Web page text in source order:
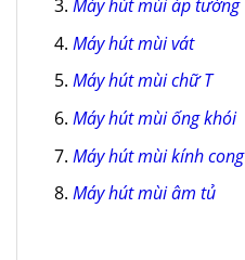
Máy hút mùi áp tường
Máy hút mùi vát
Máy hút mùi chữ T
Máy hút mùi ống khói
Máy hút mùi kính cong
Máy hút mùi âm tủ